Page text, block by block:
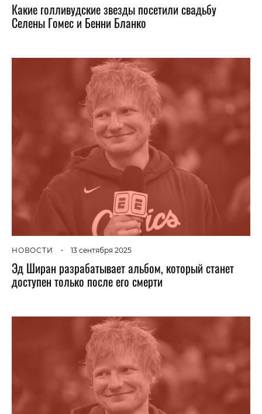
Какие голливудские звезды посетили свадьбу
Селены Гомес и Бенни Бланко
НОВОСТИ • 13 сентября 2025
Эд Ширан разрабатывает альбом, который станет
доступен только после его смерти